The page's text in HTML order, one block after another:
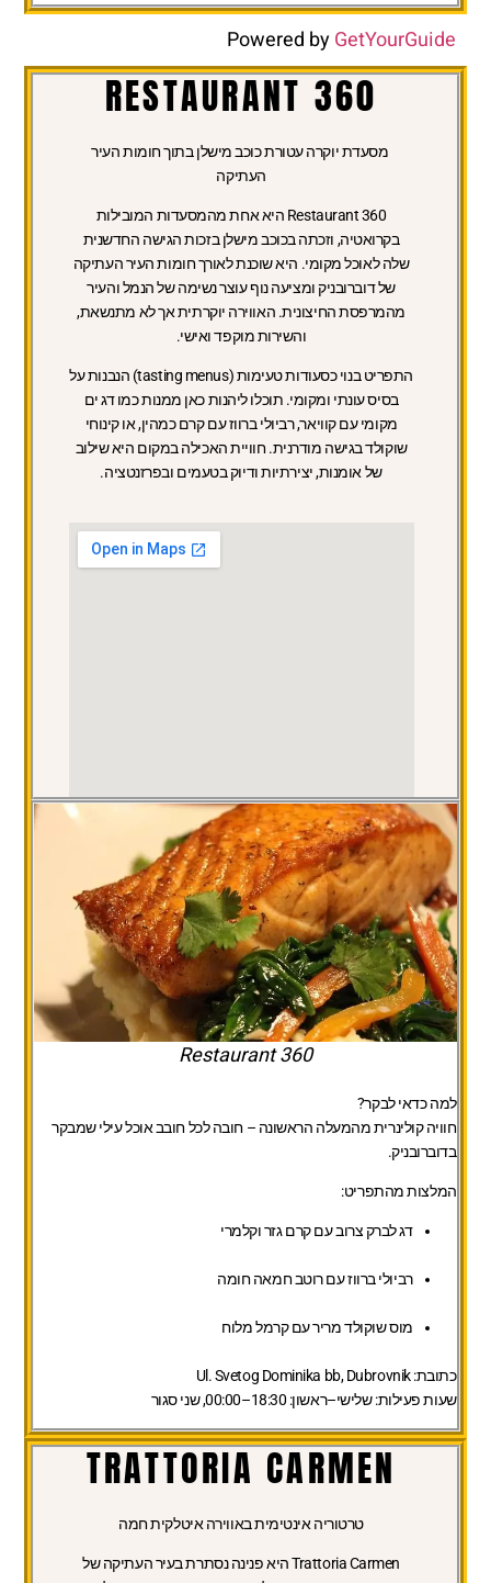
Powered byGetYourGuide
RESTAURANT 360
מסעדת יוקרה עטורת כוכב מישלן בתוך חומות העיר
העתיקה
Restaurant 360 היא אחת מהמסעדות המובילות
בקרואטיה, וזכתה בכוכב מישלן בזכות הגישה החדשנית
שלה לאוכל מקומי. היא שוכנת לאורך חומות העיר העתיקה
של דוברובניק ומציעה נוף עוצר נשימה של הנמל והעיר
מהמרפסת החיצונית. האווירה יוקרתית אך לא מתנשאת,
והשירות מוקפד ואישי.
התפריט בנוי כסעודות טעימות (tasting menus) הנבנות על
בסיס עונתי ומקומי. תוכלו ליהנות כאן ממנות כמו דג ים
מקומי עם קוויאר, רביולי ברווז עם קרם כמהין, או קינוחי
שוקולד בגישה מודרנית. חוויית האכילה במקום היא שילוב
של אומנות, יצירתיות ודיוק בטעמים ובפרזנטציה.
Restaurant 360
למה כדאי לבקר?
חוויה קולינרית מהמעלה הראשונה – חובה לכל חובב אוכל עילי שמבקר
בדוברובניק.
המלצות מהתפריט:
דג לברק צרוב עם קרם גזר וקלמרי
רביולי ברווז עם רוטב חמאה חומה
מוס שוקולד מריר עם קרמל מלוח
כתובת:Ul. Svetog Dominika bb, Dubrovnik
שעות פעילות:שלישי–ראשון: 18:30–00:00, שני סגור
TRATTORIA CARMEN
טרטוריה אינטימית באווירה איטלקית חמה
Trattoria Carmen היא פנינה נסתרת בעיר העתיקה של